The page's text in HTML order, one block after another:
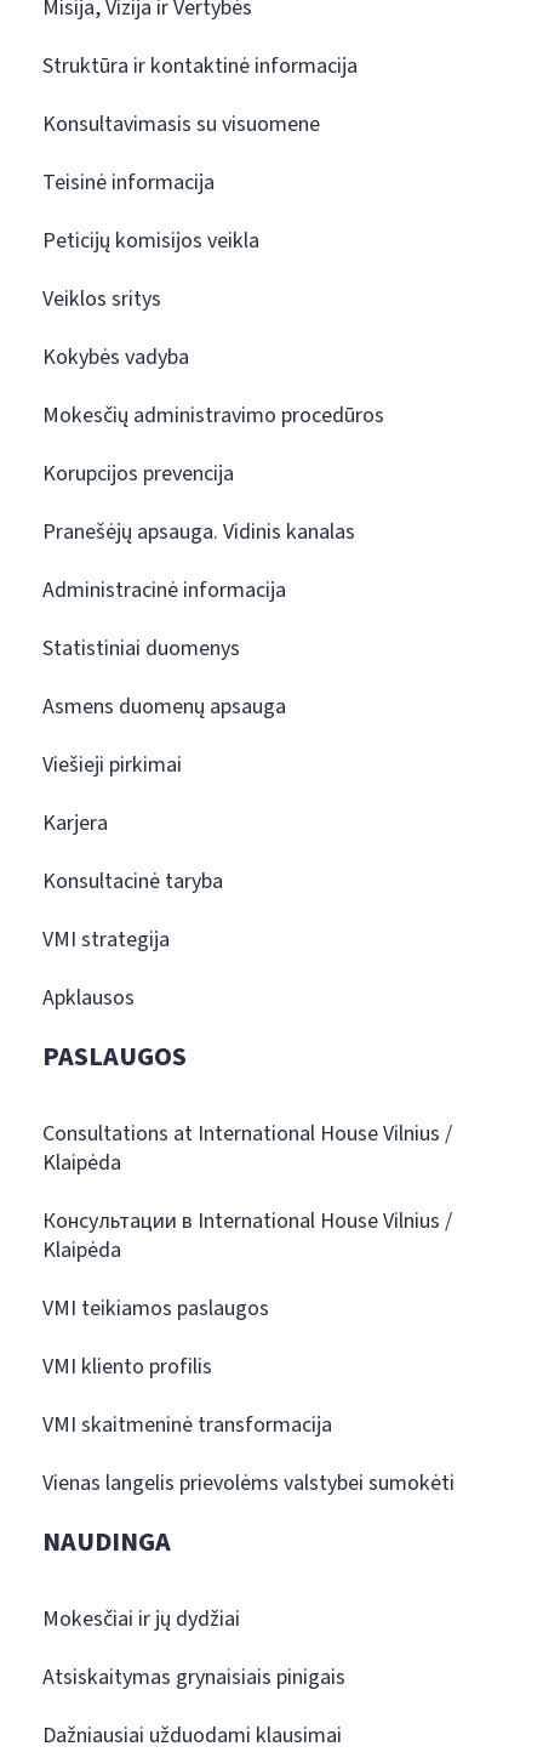
Misija, Vizija ir Vertybės
Struktūra ir kontaktinė informacija
Konsultavimasis su visuomene
Teisinė informacija
Peticijų komisijos veikla
Veiklos sritys
Kokybės vadyba
Mokesčių administravimo procedūros
Korupcijos prevencija
Pranešėjų apsauga. Vidinis kanalas
Administracinė informacija
Statistiniai duomenys
Asmens duomenų apsauga
Viešieji pirkimai
Karjera
Konsultacinė taryba
VMI strategija
Apklausos
PASLAUGOS
Consultations at International House Vilnius /
Klaipėda
Консультации в International House Vilnius /
Klaipėda
VMI teikiamos paslaugos
VMI kliento profilis
VMI skaitmeninė transformacija
Vienas langelis prievolėms valstybei sumokėti
NAUDINGA
Mokesčiai ir jų dydžiai
Atsiskaitymas grynaisiais pinigais
Dažniausiai užduodami klausimai